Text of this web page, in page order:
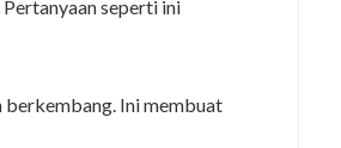
seperti ini
berkembang. Ini membuat